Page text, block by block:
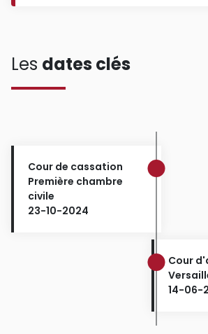
Les dates clés
Cour de cassation
Première chambre
civile
23-10-2024
Cour
14-06-